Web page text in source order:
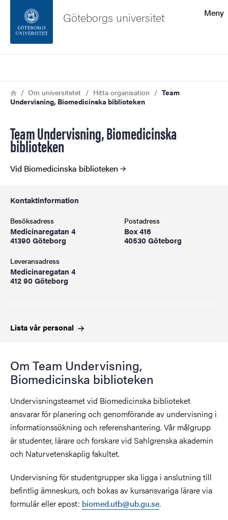
Sidfoten
Om webbplatsen
Meny
Göteborgs universitet
Länkstig
HemOm universitetet Hitta organisation
Team
Undervisning, Biomedicinska biblioteken
Team Undervisning, Biomedicinska
biblioteken
Vid Biomedicinska biblioteken
Kontaktinformation
Besöksadress
Medicinaregatan 4
41390 Göteborg
Postadress
Box 416
40530 Göteborg
Leveransadress
Medicinaregatan 4
412 90 Göteborg
Lista vår personal
Om Team Undervisning,
Biomedicinska biblioteken
Undervisningsteamet vid Biomedicinska biblioteket
ansvarar för planering och genomförande av undervisning i
informationssökning och referenshantering. Vår målgrupp
är studenter, lärare och forskare vid Sahlgrenska akademin
och Naturvetenskaplig fakultet.
Undervisning för studentgrupper ska ligga i anslutning till
befintlig ämneskurs, och bokas av kursansvariga lärare via
formulär eller epost: biomed.utb@ub.gu.se.